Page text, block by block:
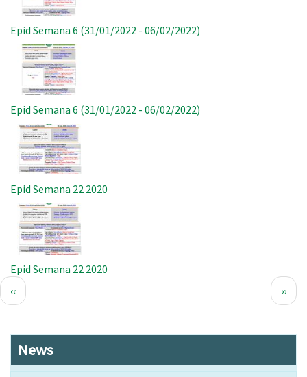
Epid Semana 6 (31/01/2022 - 06/02/2022)
Imagem
Epid Semana 6 (31/01/2022 - 06/02/2022)
Imagem
Epid Semana 22 2020
Imagem
Epid Semana 22 2020
Paginação
Página
‹‹ ››
News